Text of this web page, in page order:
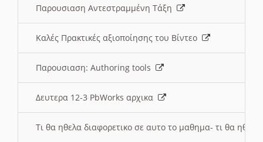
Παρουσιαση Αντεστραμμένη Τάξη
Καλές Πρακτικές αξιοποίησης του Βίντεο
Παρουσιαση: Authoring tools
Δευτερα 12-3 PbWorks αρχικα
Τι θα ηθελα διαφορετικο σε αυτο το μαθημα- τι θα